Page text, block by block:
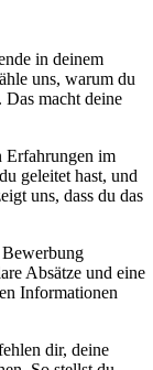
in deinem
uns, warum du
Das macht deine
Erfahrungen im
geleitet hast, und
uns, dass du das
Bewerbung
Absätze und eine
Informationen
dir, deine